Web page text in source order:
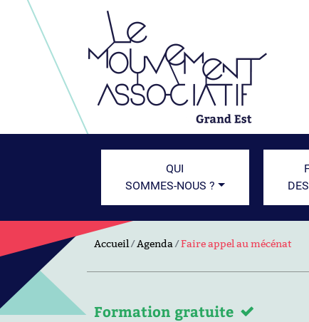
QUI
SOMMES-NOUS ?
Accueil Agenda Faire appel au mécénat
Formation gratuite